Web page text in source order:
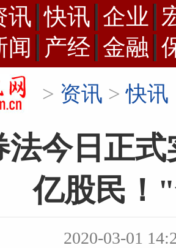
讯 快讯 企业
闻 产经 金融
> 资讯 >快讯
法今日正
亿股民！
2020-03-01